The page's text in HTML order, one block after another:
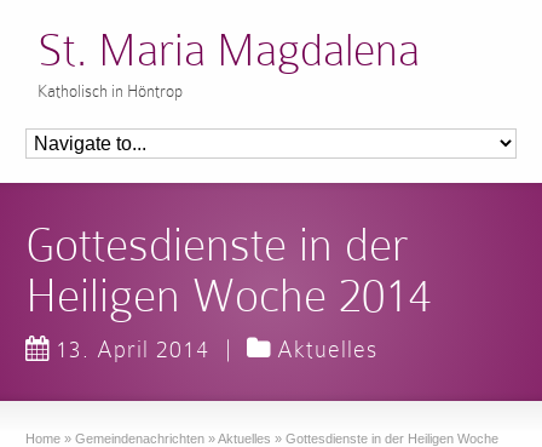
St. Maria Magdalena
Katholisch in Höntrop
Gottesdienste in der
Heiligen Woche 2014
13. April 2014 | Aktuelles
Home » Gemeindenachrichten »Aktuelles » Gottesdienste in der Heiligen Woche